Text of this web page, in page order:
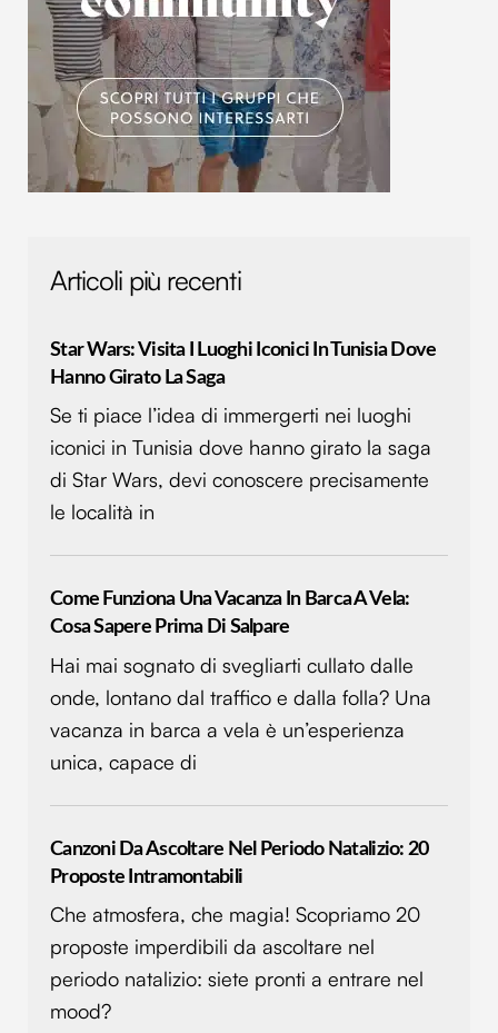
Articoli più recenti
Star Wars: Visita I Luoghi Iconici In Tunisia Dove
Hanno Girato La Saga
Se ti piace l’idea di immergerti nei luoghi
iconici in Tunisia dove hanno girato la saga
di Star Wars, devi conoscere precisamente
le località in
Come Funziona Una Vacanza In Barca A Vela:
Cosa Sapere Prima Di Salpare
Hai mai sognato di svegliarti cullato dalle
onde, lontano dal traffico e dalla folla? Una
vacanza in barca a vela è un’esperienza
unica, capace di
Canzoni Da Ascoltare Nel Periodo Natalizio: 20
Proposte Intramontabili
Che atmosfera, che magia! Scopriamo 20
proposte imperdibili da ascoltare nel
periodo natalizio: siete pronti a entrare nel
mood?